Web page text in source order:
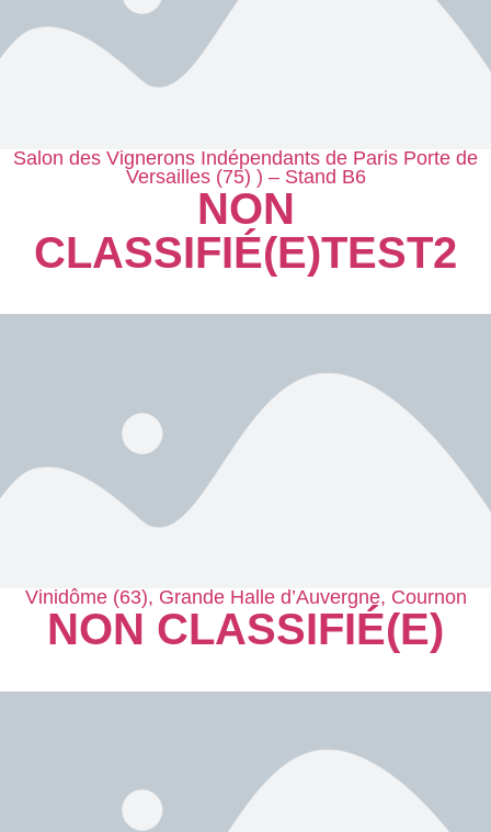
Salon des Vignerons Indépendants de Paris Porte de
Versailles (75) ) – Stand B6
NON
CLASSIFIÉ(E)TEST2
Vinidôme (63), Grande Halle d’Auvergne, Cournon
NON CLASSIFIÉ(E)